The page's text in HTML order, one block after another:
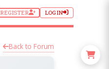
REGISTER LOGIN
Back to Forum